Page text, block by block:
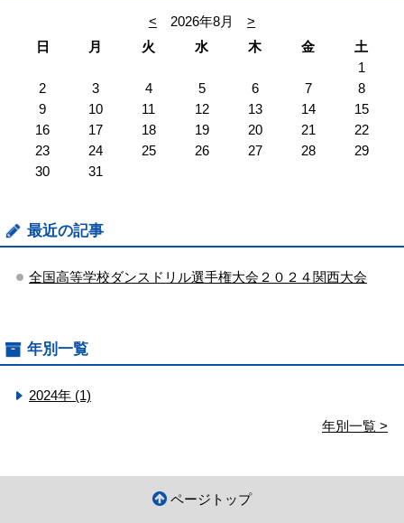
< 2026年8月
>
日
月 火 水 木 金
土
1
2
3 4 5 6 7
8
9
10 11 12 13 14
15
16
17 18 19 20 21
22
23
24 25 26 27 28
29
30
31
最近の記事
全国高等学校ダンスドリル選手権大会２０２４関西大会
年別一覧
2024年 (1)
年別一覧 >
ページトップ